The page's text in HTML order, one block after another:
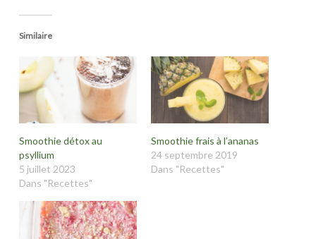
Similaire
Smoothie détox au
psyllium
5 juillet 2023
Dans "Recettes"
Smoothie frais à l’ananas
24 septembre 2019
Dans "Recettes"